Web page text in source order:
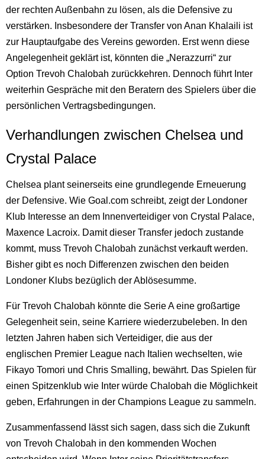
der rechten Außenbahn zu lösen, als die Defensive zu
verstärken. Insbesondere der Transfer von Anan Khalaili ist
zur Hauptaufgabe des Vereins geworden. Erst wenn diese
Angelegenheit geklärt ist, könnten die „Nerazzurri“ zur
Option Trevoh Chalobah zurückkehren. Dennoch führt Inter
weiterhin Gespräche mit den Beratern des Spielers über die
persönlichen Vertragsbedingungen.
Verhandlungen zwischen Chelsea und
Crystal Palace
Chelsea plant seinerseits eine grundlegende Erneuerung
der Defensive. Wie Goal.com schreibt, zeigt der Londoner
Klub Interesse an dem Innenverteidiger von Crystal Palace,
Maxence Lacroix. Damit dieser Transfer jedoch zustande
kommt, muss Trevoh Chalobah zunächst verkauft werden.
Bisher gibt es noch Differenzen zwischen den beiden
Londoner Klubs bezüglich der Ablösesumme.
Für Trevoh Chalobah könnte die Serie A eine großartige
Gelegenheit sein, seine Karriere wiederzubeleben. In den
letzten Jahren haben sich Verteidiger, die aus der
englischen Premier League nach Italien wechselten, wie
Fikayo Tomori und Chris Smalling, bewährt. Das Spielen für
einen Spitzenklub wie Inter würde Chalobah die Möglichkeit
geben, Erfahrungen in der Champions League zu sammeln.
Zusammenfassend lässt sich sagen, dass sich die Zukunft
von Trevoh Chalobah in den kommenden Wochen